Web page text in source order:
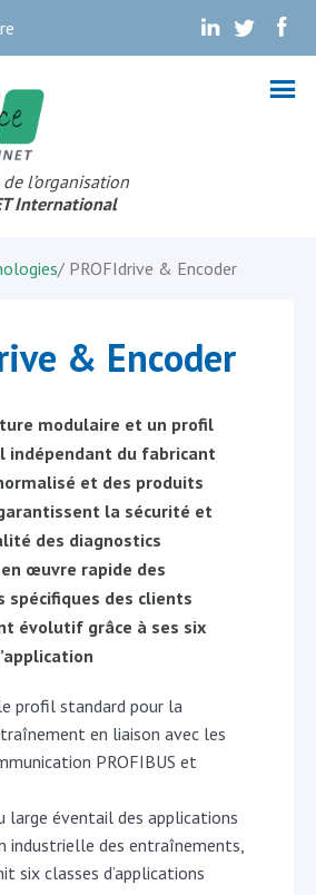
. . .
l’organisation
International
/ PROFIdrive & Encoder
& Encoder
modulaire et un profil
indépendant du fabricant
et des produits
la sécurité et
des diagnostics
œuvre rapide des
spécifiques des clients
évolutif grâce à ses six
profil standard pour la
en liaison avec les
PROFIBUS et
large éventail des applications
industrielle des entraînements,
six classes d’applications